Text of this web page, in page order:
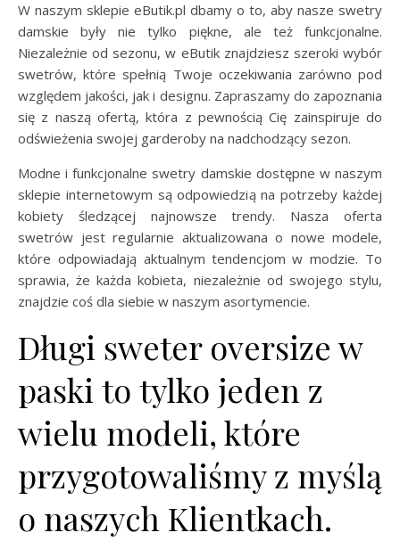
W naszym sklepie eButik.pl dbamy o to, aby nasze swetry
damskie były nie tylko piękne, ale też funkcjonalne.
Niezależnie od sezonu, w eButik znajdziesz szeroki wybór
swetrów, które spełnią Twoje oczekiwania zarówno pod
względem jakości, jak i designu. Zapraszamy do zapoznania
się z naszą ofertą, która z pewnością Cię zainspiruje do
odświeżenia swojej garderoby na nadchodzący sezon.
Modne i funkcjonalne swetry damskie dostępne w naszym
sklepie internetowym są odpowiedzią na potrzeby każdej
kobiety śledzącej najnowsze trendy. Nasza oferta
swetrów jest regularnie aktualizowana o nowe modele,
które odpowiadają aktualnym tendencjom w modzie. To
sprawia, że każda kobieta, niezależnie od swojego stylu,
znajdzie coś dla siebie w naszym asortymencie.
Długi sweter oversize w
paski to tylko jeden z
wielu modeli, które
przygotowaliśmy z myślą
o naszych Klientkach.